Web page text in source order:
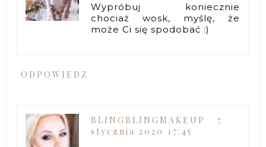
Wypróbuj koniecznie
chociaż wosk, myślę, że
może Ci się spodobać :)
ODPOWIEDZ
BLINGBLINGMAKEUP
7
stycznia 2020 17:45